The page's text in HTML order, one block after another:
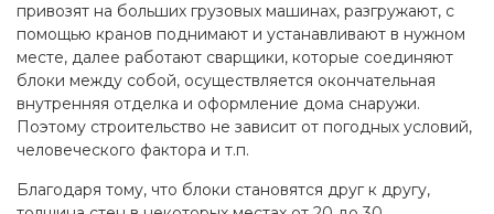
привозят на больших грузовых машинах, разгружают, с
помощью кранов поднимают и устанавливают в нужном
месте, далее работают сварщики, которые соединяют
блоки между собой, осуществляется окончательная
внутренняя отделка и оформление дома снаружи.
Поэтому строительство не зависит от погодных условий,
человеческого фактора и т.п.
Благодаря тому, что блоки становятся друг к другу,